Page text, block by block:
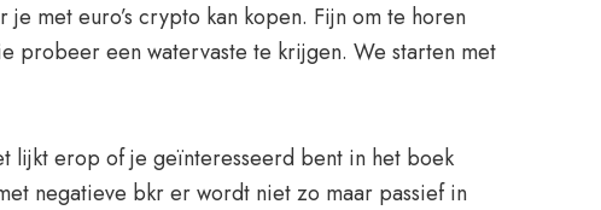
met euro’s crypto kan kopen. Fijn om te horen
probeer een watervaste te krijgen. We starten met
lijkt erop of je geïnteresseerd bent in het boek
negatieve bkr er wordt niet zo maar passief in